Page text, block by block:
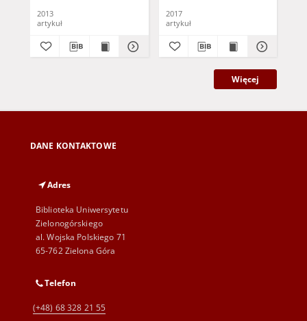
2013
artykuł
2017
artykuł
Więcej
DANE KONTAKTOWE
Adres
Biblioteka Uniwersytetu
Zielonogórskiego
al. Wojska Polskiego 71
65-762 Zielona Góra
Telefon
(+48) 68 328 21 55